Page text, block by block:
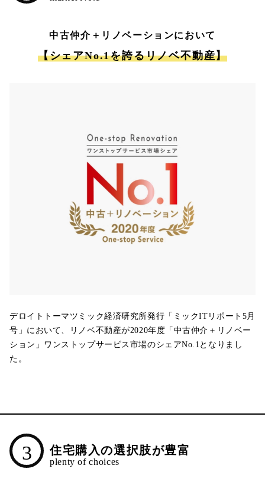
中古仲介＋リノベーションにおいて
【シェアNo.1を誇るリノベ不動産】
デロイトトーマツミック経済研究所発行「ミックITリポート5月
号」において、リノベ不動産が2020年度「中古仲介＋リノベー
ション」ワンストップサービス市場のシェアNo.1となりまし
た。
3 住宅購入の選択肢が豊富